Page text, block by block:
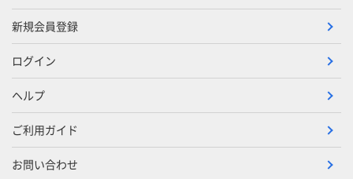
新規会員登録
ログイン
ヘルプ
ご利用ガイド
お問い合わせ